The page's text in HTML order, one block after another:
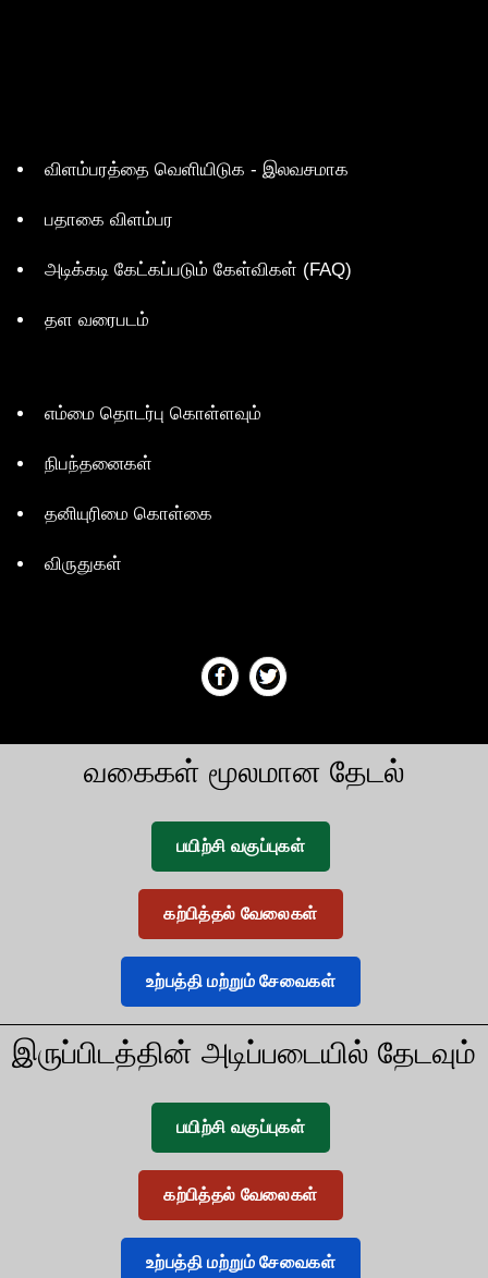
விளம்பரத்தை வெளியிடுக - இலவசமாக
பதாகை விளம்பர
அடிக்கடி கேட்கப்படும் கேள்விகள் (FAQ)
தள வரைபடம்
எம்மை தொடர்பு கொள்ளவும்
நிபந்தனைகள்
தனியுரிமை கொள்கை
விருதுகள்
வகைகள் மூலமான தேடல்
பயிற்சி வகுப்புகள்
கற்பித்தல் வேலைகள்
உற்பத்தி மற்றும் சேவைகள்
இருப்பிடத்தின் அடிப்படையில் தேடவும்
பயிற்சி வகுப்புகள்
கற்பித்தல் வேலைகள்
உற்பத்தி மற்றும் சேவைகள்